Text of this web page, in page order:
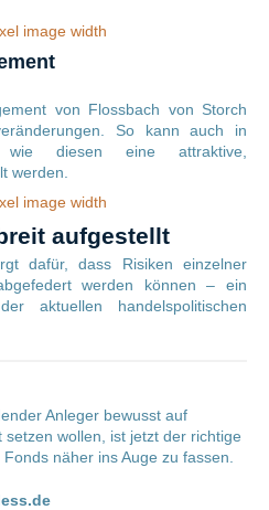
von Flossbach von Storch
So kann auch in
wie diesen eine attraktive,
werden.
aufgestellt
dafür, dass Risiken einzelner
werden können – ein
aktuellen handelspolitischen
Anleger bewusst auf
wollen, ist jetzt der richtige
näher ins Auge zu fassen.